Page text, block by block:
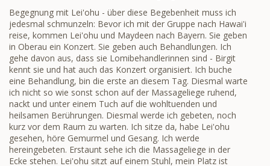
Begegnung mit Lei'ohu - über diese Begebenheit muss ich
jedesmal schmunzeln: Bevor ich mit der Gruppe nach Hawai'i
reise, kommen Lei'ohu und Maydeen nach Bayern. Sie geben
in Oberau ein Konzert. Sie geben auch Behandlungen. Ich
gehe davon aus, dass sie Lomibehandlerinnen sind - Birgit
kennt sie und hat auch das Konzert organisiert. Ich buche
eine Behandlung, bin die erste an diesem Tag. Diesmal warte
ich nicht so wie sonst schon auf der Massageliege ruhend,
nackt und unter einem Tuch auf die wohltuenden und
heilsamen Berührungen. Diesmal werde ich gebeten, noch
kurz vor dem Raum zu warten. Ich sitze da, habe Lei'ohu
gesehen, höre Gemurmel und Gesang. Ich werde
hereingebeten. Erstaunt sehe ich die Massageliege in der
Ecke stehen. Lei'ohu sitzt auf einem Stuhl, mein Platz ist